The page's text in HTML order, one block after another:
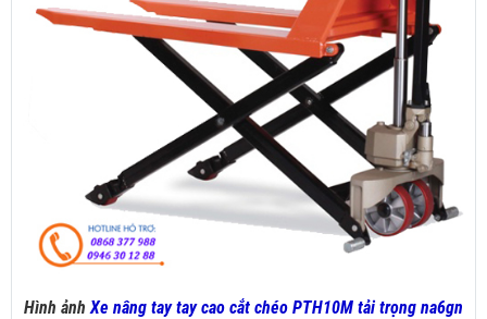
Hình ảnh Xe nâng tay tay cao cắt chéo PTH10M tải trọng na6gn